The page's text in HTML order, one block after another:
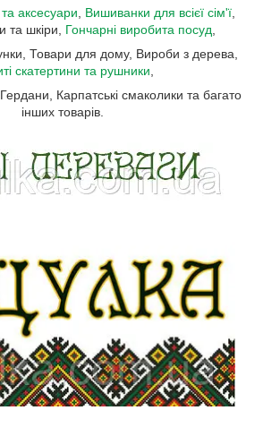
аксесуари Вишиванки для всієї сім'ї,
та шкіри,
Гончарні виробита посуд
Товари для дому, Вироби з дерева,
скатертини та рушники
Карпатські смаколики та багато
інших товарів.